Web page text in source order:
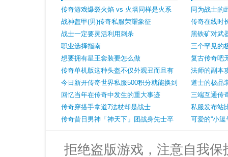
传奇游戏爆裂火焰 vs 火墙同样是火系
群攻技能哪个更好
战神盔甲(男)传奇私服荣耀象征
战士一定要灵活利用刺杀
职业选择指南
想要拥有星王套装要怎么做
传奇单机版这种头盔不仅外观丑而且有
三大缺点很明显！
今日新开传奇世界私服500积分就能换到
的神器属性还完爆凤天魔甲
回忆当年在传奇中发生的重大事迹
传奇穿搭手拿道7法杖却是战士
传奇昔日男神「神天下」团战身先士卒
全服抗伤第一人
同为战士的
传奇在线时
黑铁矿对武
三个罕见的
复古传奇吧
婚戒指前身
法师的副本
用
道士的极品
三端互通传
拉格vs狼族
私服发布站
备——钢魂
可爱的“小逗
拒绝盗版游戏，注意自我